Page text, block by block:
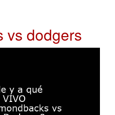
vs dodgers